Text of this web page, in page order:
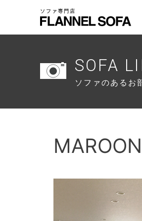
ソファ専門店
SOFA
ソファのあるお